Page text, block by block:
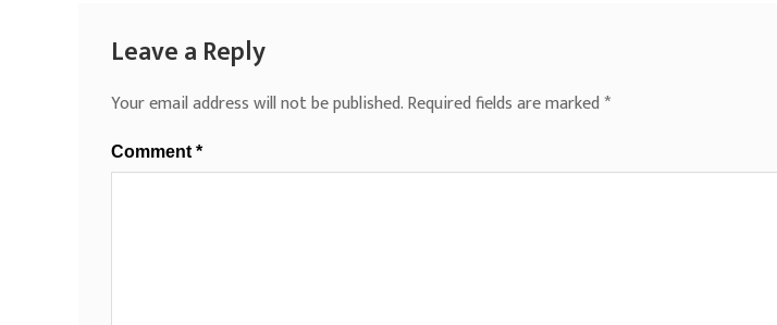
Leave a Reply
Your email address will not be published.Required fields are marked*
Comment *